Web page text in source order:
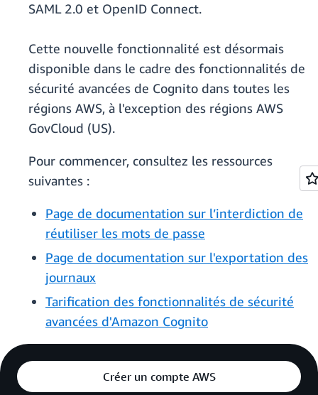
SAML 2.0 et OpenID Connect.
Cette nouvelle fonctionnalité est désormais
disponible dans le cadre des fonctionnalités de
sécurité avancées de Cognito dans toutes les
régions AWS, à l'exception des régions AWS
GovCloud (US).
Pour commencer, consultez les ressources
suivantes :
Page de documentation sur l’interdiction de
réutiliser les mots de passe
Page de documentation sur l'exportation des
journaux
Tarification des fonctionnalités de sécurité
avancées d'Amazon Cognito
Créer un compte AWS